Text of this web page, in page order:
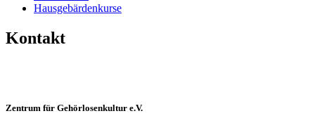
Hausgebärdenkurse
Kontakt
Zentrum für Gehörlosenkultur e.V.